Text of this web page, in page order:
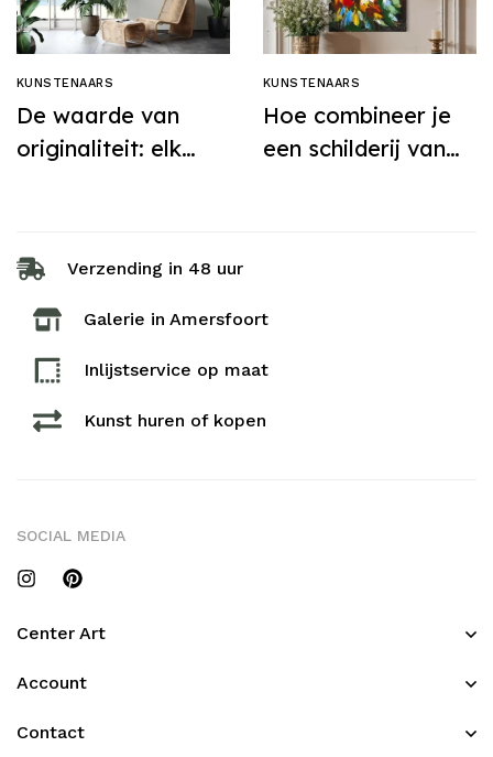
KUNSTENAARS
De waarde van
originaliteit: elk
KUNSTENAARS
Hoe combineer je
een schilderij van
Verzending in 48 uur
Galerie in Amersfoort
Inlijstservice op maat​
Kunst huren of kopen
Center Art
Account
Contact
SOCIAL MEDIA